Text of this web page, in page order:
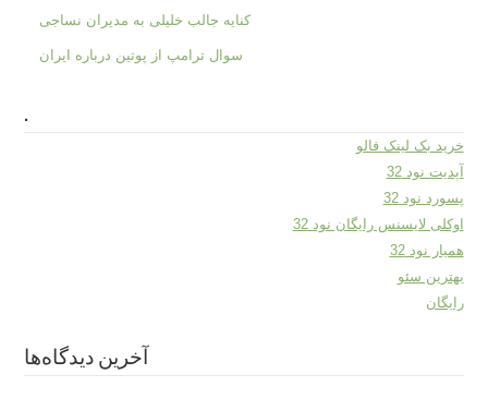
کنایه جالب خلیلی به مدیران نساجی
سوال ترامپ از پوتین درباره ایران
.
خرید بک لینک فالو
آپدیت نود 32
پسورد نود 32
اوکلی لایسنس رایگان نود 32
همیار نود 32
بهترین سئو
رایگان
آخرین دیدگاه‌ها